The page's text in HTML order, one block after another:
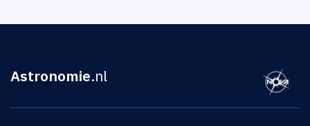
Astronomie.nl